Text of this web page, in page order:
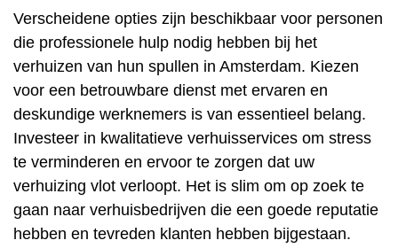
Verscheidene opties zijn beschikbaar voor personen
die professionele hulp nodig hebben bij het
verhuizen van hun spullen in Amsterdam. Kiezen
voor een betrouwbare dienst met ervaren en
deskundige werknemers is van essentieel belang.
Investeer in kwalitatieve verhuisservices om stress
te verminderen en ervoor te zorgen dat uw
verhuizing vlot verloopt. Het is slim om op zoek te
gaan naar verhuisbedrijven die een goede reputatie
hebben en tevreden klanten hebben bijgestaan.